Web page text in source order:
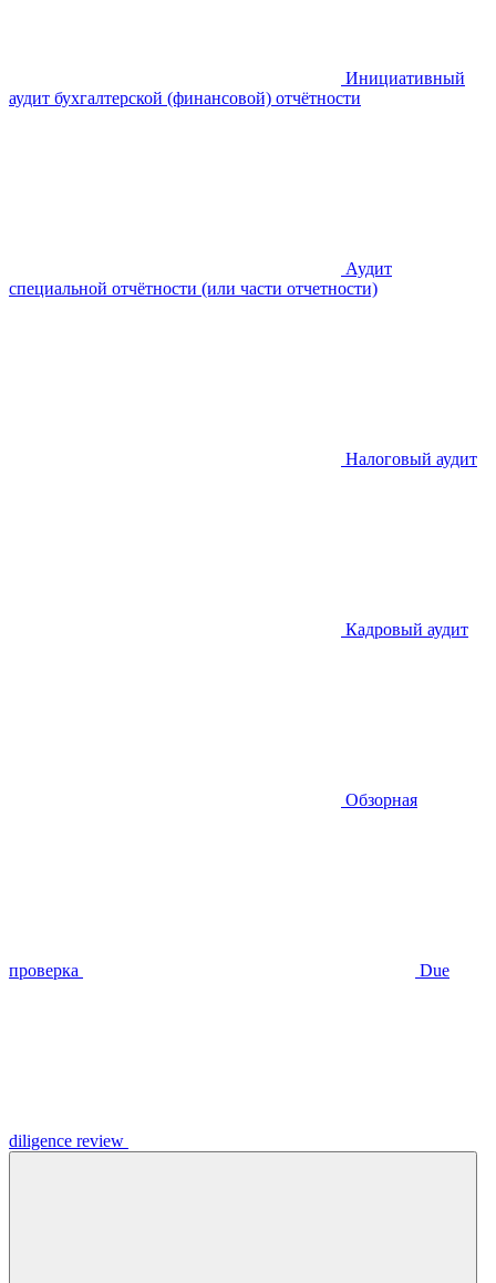
Инициативный
аудит бухгалтерской (финансовой) отчётности
Аудит
специальной отчётности (или части отчетности)
Налоговый аудит
Кадровый аудит
Обзорная
проверка Due
diligence review